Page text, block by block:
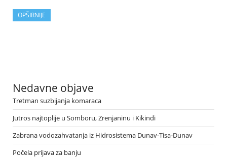
OPŠIRNIJE
Nedavne objave
Tretman suzbijanja komaraca
Jutros najtoplije u Somboru, Zrenjaninu i Kikindi
Zabrana vodozahvatanja iz Hidrosistema Dunav-Tisa-Dunav
Počela prijava za banju